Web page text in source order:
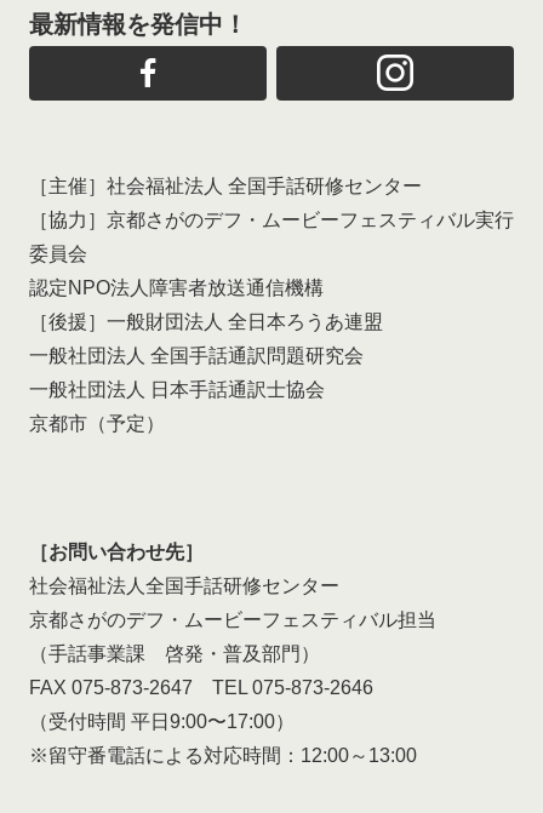
最新情報を発信中！
［主催］社会福祉法人 全国手話研修センター
［協力］京都さがのデフ・ムービーフェスティバル実行
委員会
認定NPO法人障害者放送通信機構
［後援］一般財団法人 全日本ろうあ連盟
一般社団法人 全国手話通訳問題研究会
一般社団法人 日本手話通訳士協会
京都市（予定）
［お問い合わせ先］
社会福祉法人全国手話研修センター
京都さがのデフ・ムービーフェスティバル担当
（手話事業課 啓発・普及部門）
FAX 075-873-2647 TEL 075-873-2646
（受付時間 平日9:00〜17:00）
※留守番電話による対応時間：12:00～13:00